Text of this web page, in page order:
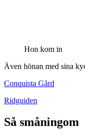
Hon kom in
Även hönan med sina
Conquista Gård
Ridguiden
Så småningom